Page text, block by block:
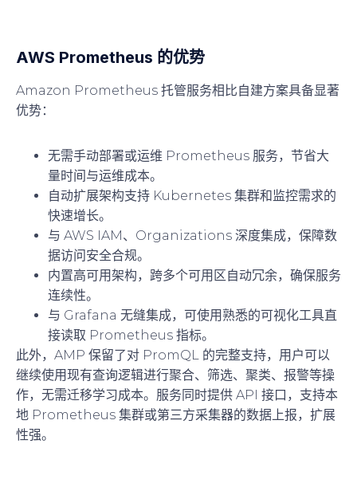
AWS Prometheus 的优势
Amazon Prometheus 托管服务相比自建方案具备显著
优势：
无需手动部署或运维 Prometheus 服务，节省大
量时间与运维成本。
自动扩展架构支持 Kubernetes 集群和监控需求的
快速增长。
与 AWS IAM、Organizations 深度集成，保障数
据访问安全合规。
内置高可用架构，跨多个可用区自动冗余，确保服务
连续性。
与 Grafana 无缝集成，可使用熟悉的可视化工具直
接读取 Prometheus 指标。
此外，AMP 保留了对 PromQL 的完整支持，用户可以
继续使用现有查询逻辑进行聚合、筛选、聚类、报警等操
作，无需迁移学习成本。服务同时提供 API 接口，支持本
地 Prometheus 集群或第三方采集器的数据上报，扩展
性强。